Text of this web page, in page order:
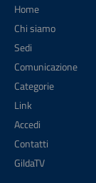
Home
Chi siamo
Sedi
Comunicazione
Categorie
Link
Accedi
Contatti
GildaTV